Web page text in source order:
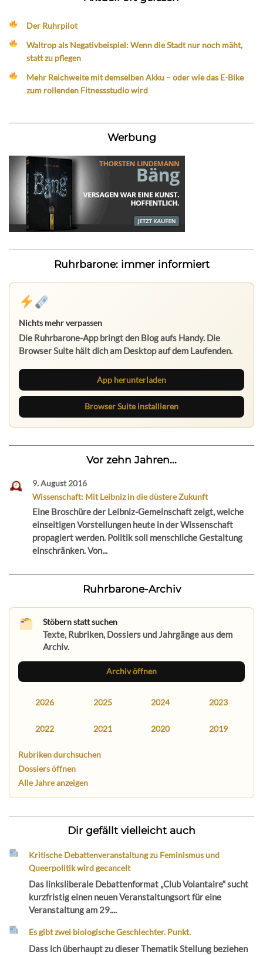
Der Ruhrpilot
Waltrop als Negativbeispiel: Wenn die Stadt nur noch mäht,
statt zu pflegen
Mehr Reichweite mit demselben Akku – oder wie das E-Bike
zum rollenden Fitnessstudio wird
Werbung
Ruhrbarone: immer informiert
Nichts mehr verpassen
Die Ruhrbarone-App bringt den Blog aufs Handy. Die
Browser Suite hält dich am Desktop auf dem Laufenden.
App herunterladen
Browser Suite installieren
Vor zehn Jahren...
9. August 2016
Wissenschaft: Mit Leibniz in die düstere Zukunft
Eine Broschüre der Leibniz-Gemeinschaft zeigt, welche
einseitigen Vorstellungen heute in der Wissenschaft
propagiert werden. Politik soll menschliche Gestaltung
einschränken. Von...
Ruhrbarone-Archiv
Stöbern statt suchen
Texte, Rubriken, Dossiers und Jahrgänge aus dem
Archiv.
Archiv öffnen
2026 2025 2024 2023
2022 2021 2020 2019
Rubriken durchsuchen
Dossiers öffnen
Alle Jahre anzeigen
Dir gefällt vielleicht auch
Kritische Debattenveranstaltung zu Feminismus und
Queerpolitik wird gecancelt
Das linksliberale Debattenformat „Club Volantaire“ sucht
kurzfristig einen neuen Veranstaltungsort für eine
Veranstaltung am 29....
Es gibt zwei biologische Geschlechter. Punkt.
Dass ich überhaupt zu dieser Thematik Stellung beziehen